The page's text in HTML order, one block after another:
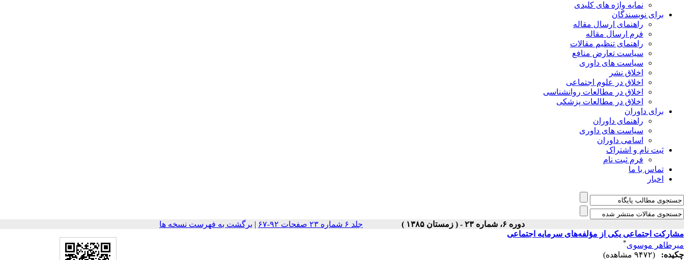
نمایه واژه های کلیدی
برای نویسندگان
راهنمای ارسال مقاله
فرم ارسال مقاله
راهنمای تنظیم مقالات
سیاست تعارض منافع
سیاست های داوری
اخلاق نشر
اخلاق در علوم اجتماعی
اخلاق در مطالعات روانشناسی
اخلاق در مطالعات پزشکی
برای داوران
راهنمای داوران
سیاست های داوری
اسامی داوران
ثبت نام و اشتراک
فرم ثبت نام
تماس با ما
اخبار
دوره ۶، شماره ۲۳ - ( زمستان ۱۳۸۵ ) جلد ۶ شماره ۲۳ صفحات ۹۲-۶۷ | برگشت به فهرست نسخه ها
مشارکت اجتماعی یکی از مؤلفه‌های سرمایه اجتماعی
میرطاهر موسوی*
چکیده: (۹۴۷۲ مشاهده)